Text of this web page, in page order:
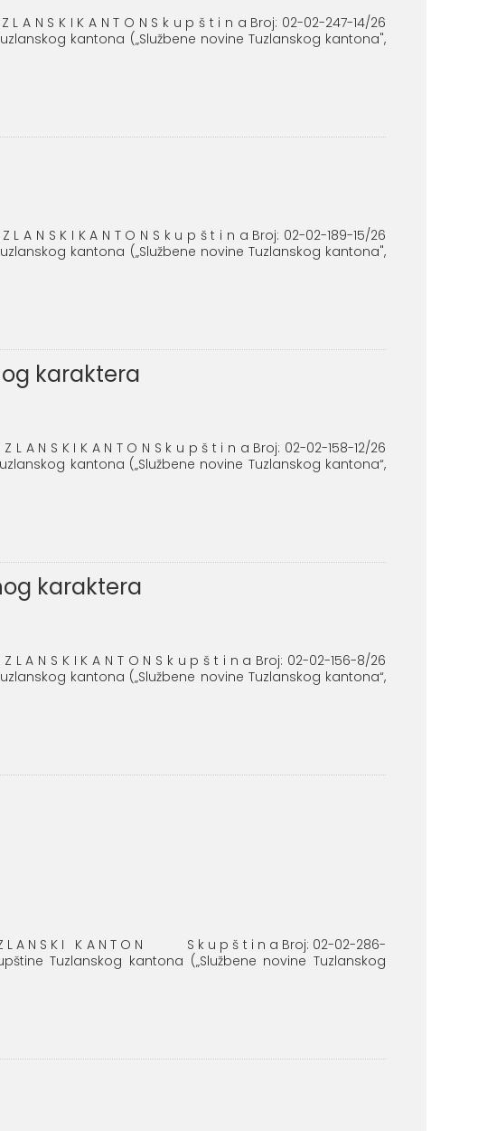
N S K I K A N T O N S k u p š t i n a Broj: 02-02-247-14/26
kantona („Službene novine Tuzlanskog kantona",
N S K I K A N T O N S k u p š t i n a Broj: 02-02-189-15/26
kantona („Službene novine Tuzlanskog kantona",
karaktera
N S K I K A N T O N S k u p š t i n a Broj: 02-02-158-12/26
kantona („Službene novine Tuzlanskog kantona“,
karaktera
A N S K I K A N T O N S k u p š t i n a Broj: 02-02-156-8/26
kantona („Službene novine Tuzlanskog kantona“,
L A N S K I K A N T O N S k u p š t i n a Broj: 02-02-286-
Tuzlanskog kantona („Službene novine Tuzlanskog